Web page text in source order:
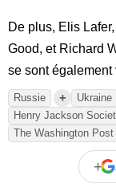
De plus, Elis
Good, et Richard
se sont
Russie + Ukraine
Henry Jackson
The Washington Post
+